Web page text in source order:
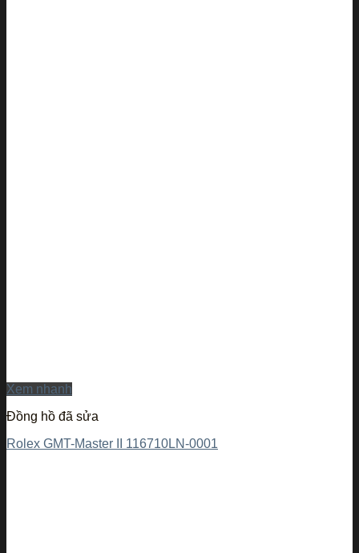
Xem nhanh
Đồng hồ đã sửa
Rolex GMT-Master II 116710LN-0001